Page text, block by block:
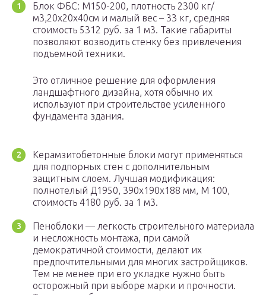
Блок ФБС: М150-200, плотность 2300 кг/
м3,20х20х40см и малый вес – 33 кг, средняя
стоимость 5312 руб. за 1 м3. Такие габариты
позволяют возводить стенку без привлечения
подъемной техники.
Это отличное решение для оформления
ландшафтного дизайна, хотя обычно их
используют при строительстве усиленного
фундамента здания.
Керамзитобетонные блоки могут применяться
для подпорных стен с дополнительным
защитным слоем. Лучшая модификация:
полнотелый Д1950, 390х190х188 мм, М 100,
стоимость 4180 руб. за 1 м3.
Пеноблоки — легкость строительного материала
и несложность монтажа, при самой
демократичной стоимости, делают их
предпочтительными для многих застройщиков.
Тем не менее при его укладке нужно быть
осторожный при выборе марки и прочности.